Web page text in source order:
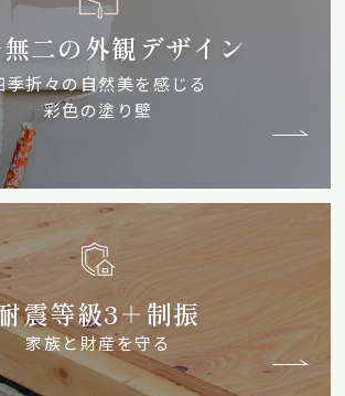
二の外観デザイン
季折々の自然美を感じる
彩色の塗り壁
震等級3＋制振
家族と財産を守る